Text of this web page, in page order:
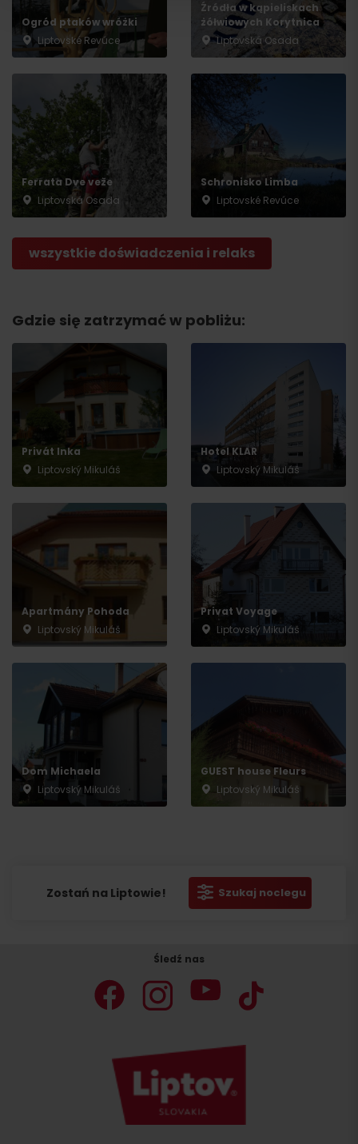
Ogród ptaków wróżki
Liptovské Revúce
Źródła w kąpieliskach
żółwiowych Korytnica
Liptovská Osada
Ferrata Dve veže
Liptovská Osada
Schronisko Limba
Liptovské Revúce
wszystkie doświadczenia i relaks
Gdzie się zatrzymać w pobliżu:
Privát Inka
Liptovský Mikuláš
Hotel KLAR
Liptovský Mikuláš
Apartmány Pohoda
Liptovský Mikuláš
Privat Voyage
Liptovský Mikuláš
Dom Michaela
Liptovský Mikuláš
GUEST house Fleurs
Liptovský Mikuláš
Zostań na Liptowie! Szukaj noclegu
Wyjazd
Śledź nas